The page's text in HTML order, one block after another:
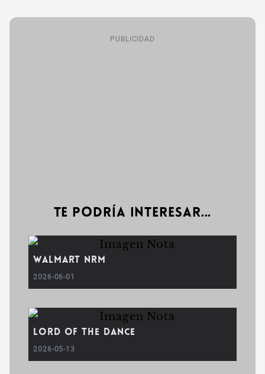
PUBLICIDAD
Te podría interesar...
WALMART NRM
2026-06-01
Lord of the Dance
2026-05-13